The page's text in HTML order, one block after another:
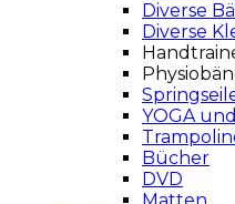
Diverse
Diverse
YOGA
Bücher
DVD